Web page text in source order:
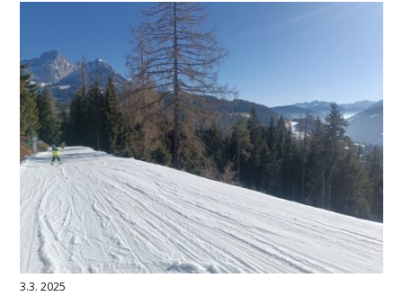
3.3. 2025